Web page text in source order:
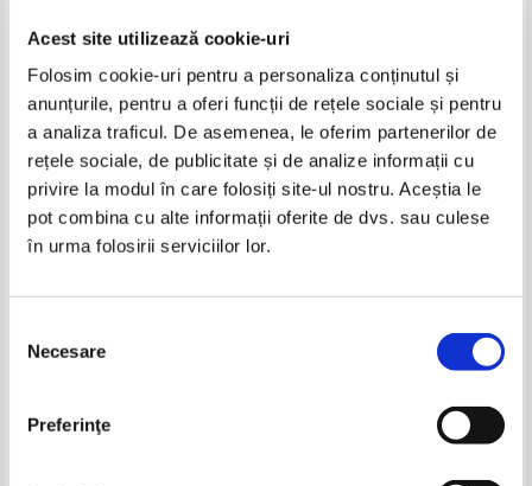
Acest site utilizează cookie-uri
Folosim cookie-uri pentru a personaliza conținutul și
anunțurile, pentru a oferi funcții de rețele sociale și pentru
a analiza traficul. De asemenea, le oferim partenerilor de
rețele sociale, de publicitate și de analize informații cu
privire la modul în care folosiți site-ul nostru. Aceștia le
pot combina cu alte informații oferite de dvs. sau culese
în urma folosirii serviciilor lor.
consimțământului
Necesare
Preferinţe
Madhur Jaffrey - Curry easy
Pret: 75,00Lei 30,00 Lei
Adaugă în coș
Jamie Oliver - La masa cu Jamie
Pret:34,00 Lei
Adaugă în coș